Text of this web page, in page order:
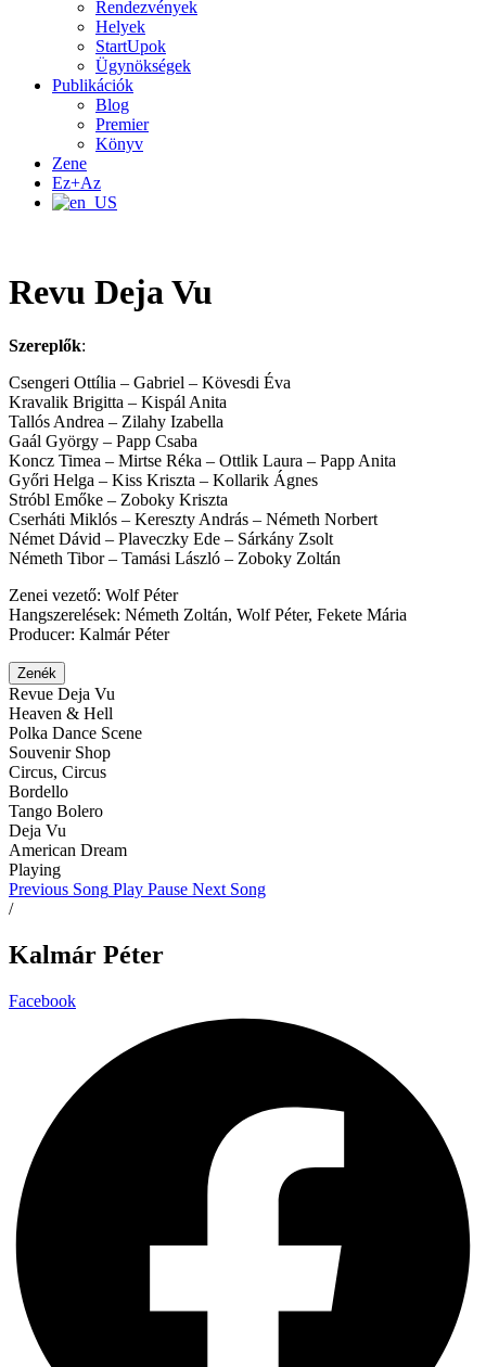
Rendezvények
Helyek
StartUpok
Ügynökségek
Publikációk
Blog
Premier
Könyv
Zene
Ez+Az
Revu Deja Vu
Szereplők:
Csengeri Ottília – Gabriel – Kövesdi Éva
Kravalik Brigitta – Kispál Anita
Tallós Andrea – Zilahy Izabella
Gaál György – Papp Csaba
Koncz Timea – Mirtse Réka – Ottlik Laura – Papp Anita
Győri Helga – Kiss Kriszta – Kollarik Ágnes
Stróbl Emőke – Zoboky Kriszta
Cserháti Miklós – Kereszty András – Németh Norbert
Német Dávid – Plaveczky Ede – Sárkány Zsolt
Németh Tibor – Tamási László – Zoboky Zoltán
Zenei vezető: Wolf Péter
Hangszerelések: Németh Zoltán, Wolf Péter, Fekete Mária
Producer: Kalmár Péter
Zenék
Revue Deja Vu
Heaven & Hell
Polka Dance Scene
Souvenir Shop
Circus, Circus
Bordello
Tango Bolero
Deja Vu
American Dream
Playing
Previous Song Play Pause Next Song
/
Kalmár Péter
Facebook